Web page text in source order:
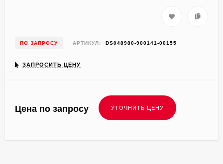
ПО ЗАПРОСУ АРТИКУЛ: DS048980-900141-00155
ЗАПРОСИТЬ ЦЕНУ
Цена по запросу